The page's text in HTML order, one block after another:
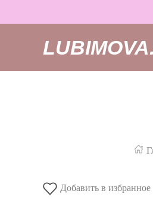
Добавить в избранное